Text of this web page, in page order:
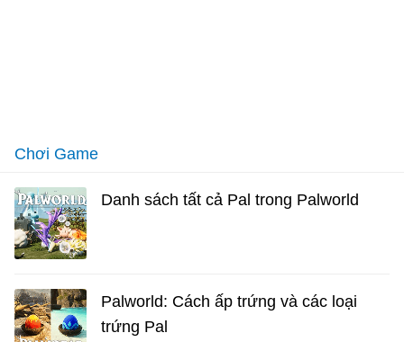
Chơi Game
Danh sách tất cả Pal trong Palworld
Palworld: Cách ấp trứng và các loại
trứng Pal